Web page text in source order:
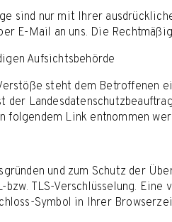
sind nur mit Ihrer
E-Mail an uns. Die
Aufsichtsbehörde
steht dem Betroffenen
der
folgendem Link entnommen
und zum Schutz der
TLS-Verschlüsselung.
Symbol in Ihrer